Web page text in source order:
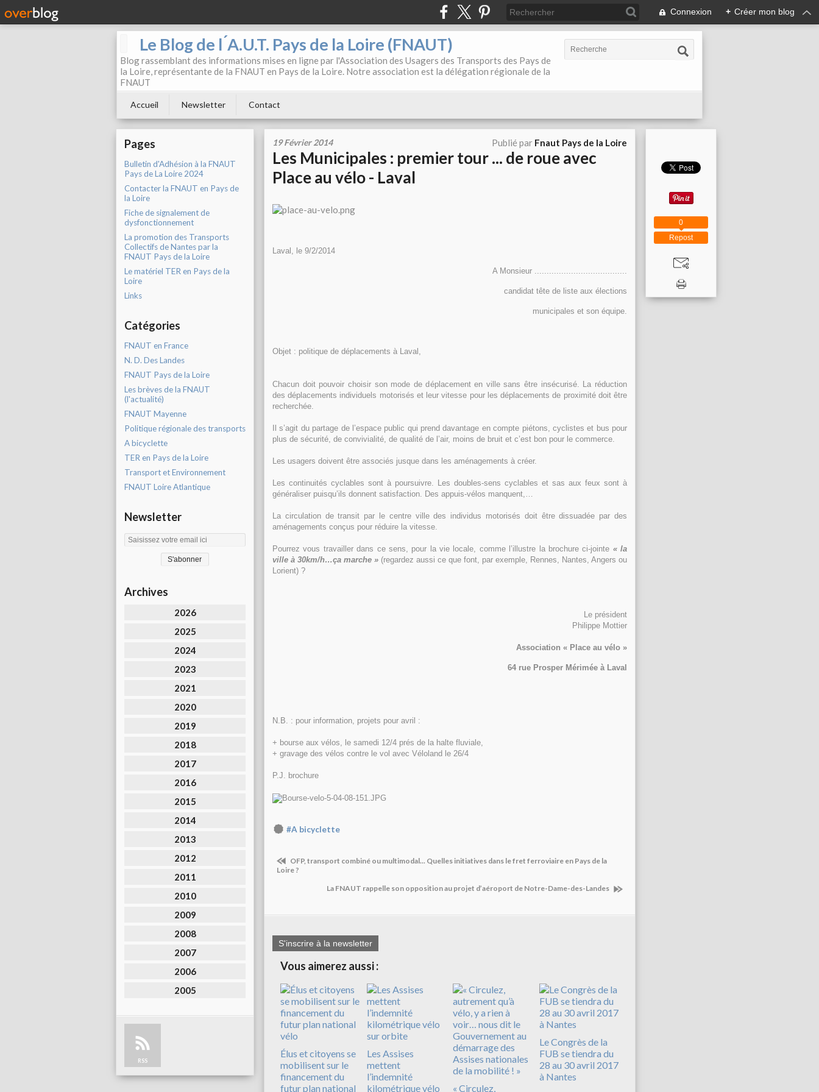
Connexion + Créer mon blog
Le Blog de l ́A.U.T. Pays de la Loire (FNAUT)
Blog rassemblant des informations mises en ligne par l'Association des Usagers des Transports des Pays de
la Loire, représentante de la FNAUT en Pays de la Loire. Notre association est la délégation régionale de la
FNAUT
Accueil Newsletter Contact
Pages
Bulletin d'Adhésion à la FNAUT
Pays de La Loire 2024
Contacter la FNAUT en Pays de
la Loire
Fiche de signalement de
dysfonctionnement
La promotion des Transports
Collectifs de Nantes par la
FNAUT Pays de la Loire
Le matériel TER en Pays de la
Loire
Links
Catégories
FNAUT en France
N. D. Des Landes
FNAUT Pays de la Loire
Les brèves de la FNAUT
(l'actualité)
FNAUT Mayenne
Politique régionale des transports
A bicyclette
TER en Pays de la Loire
Transport et Environnement
FNAUT Loire Atlantique
Newsletter
Archives
2026
2025
2024
2023
2021
2020
2019
2018
2017
2016
2015
2014
2013
2012
2011
2010
2009
2008
2007
2006
2005
RSS
19 Février 2014 Publié par Fnaut Pays de la Loire
Les Municipales : premier tour ... de roue avec
Place au vélo - Laval
Laval, le 9/2/2014
A Monsieur ......................................
candidat tête de liste aux élections
municipales et son équipe.
Objet : politique de déplacements à Laval,
Chacun doit pouvoir choisir son mode de déplacement en ville sans être insécurisé. La réduction
des déplacements individuels motorisés et leur vitesse pour les déplacements de proximité doit être
recherchée.
Il s’agit du partage de l’espace public qui prend davantage en compte piétons, cyclistes et bus pour
plus de sécurité, de convivialité, de qualité de l’air, moins de bruit et c’est bon pour le commerce.
Les usagers doivent être associés jusque dans les aménagements à créer.
Les continuités cyclables sont à poursuivre. Les doubles-sens cyclables et sas aux feux sont à
généraliser puisqu’ils donnent satisfaction. Des appuis-vélos manquent,…
La circulation de transit par le centre ville des individus motorisés doit être dissuadée par des
aménagements conçus pour réduire la vitesse.
Pourrez vous travailler dans ce sens, pour la vie locale, comme l’illustre la brochure ci-jointe « la
ville à 30km/h…ça marche » (regardez aussi ce que font, par exemple, Rennes, Nantes, Angers ou
Lorient) ?
Le président
Philippe Mottier
Association « Place au vélo »
64 rue Prosper Mérimée à Laval
N.B. : pour information, projets pour avril :
+ bourse aux vélos, le samedi 12/4 prés de la halte fluviale,
+ gravage des vélos contre le vol avec Véloland le 26/4
P.J. brochure
#A bicyclette
OFP, transport combiné ou multimodal... Quelles initiatives dans le fret ferroviaire en Pays de la
Loire ?
La FNAUT rappelle son opposition au projet d’aéroport de Notre-Dame-des-Landes
S'inscrire à la newsletter
Vous aimerez aussi :
Élus et citoyens se
mobilisent sur le
financement du
futur plan national
Les Assises
mettent
l’indemnité
kilométrique vélo
« Circulez,
Le Congrès de la
FUB se tiendra du
28 au 30 avril 2017
à Nantes
Repost
0